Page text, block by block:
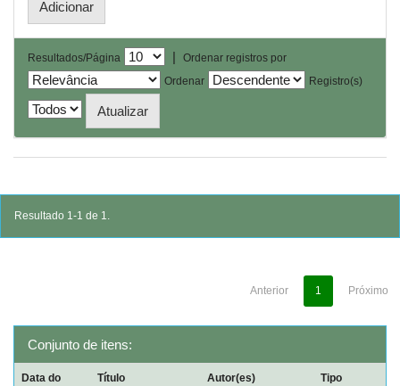
Resultados/Página |
Ordenar registros por
Ordenar
Registro(s)
Resultado 1-1 de 1.
Anterior 1 Próximo
Conjunto de itens:
Data do
Título Autor(es) Tipo